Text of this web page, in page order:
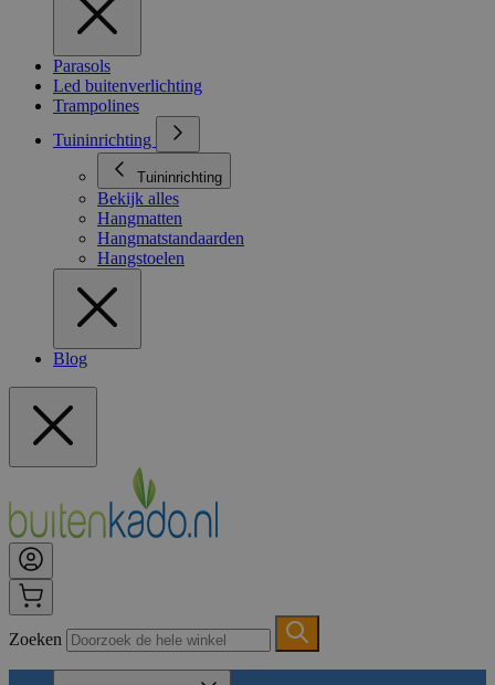
Parasols
Led buitenverlichting
Trampolines
Tuininrichting
Tuininrichting
Bekijk alles
Hangmatten
Hangmatstandaarden
Hangstoelen
Blog
Zoeken